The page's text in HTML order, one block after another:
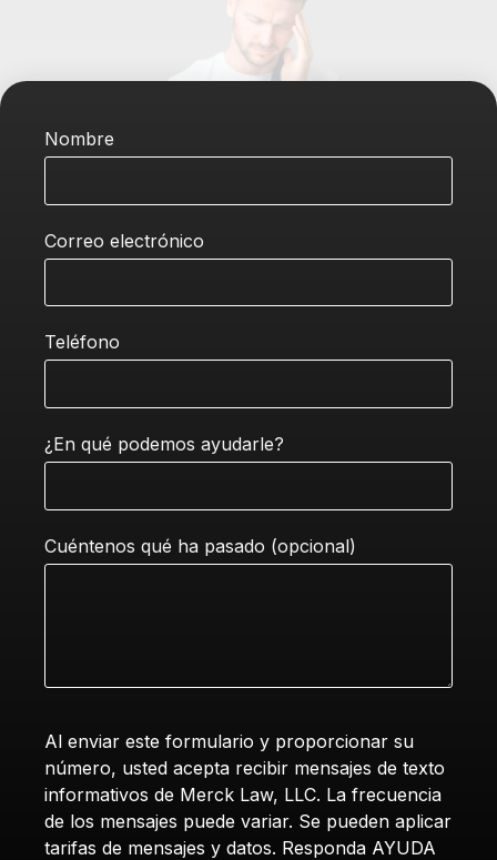
Nombre
Correo electrónico
Teléfono
¿En qué podemos ayudarle?
Cuéntenos qué ha pasado (opcional)
Al enviar este formulario y proporcionar su
número, usted acepta recibir mensajes de texto
informativos de Merck Law, LLC. La frecuencia
de los mensajes puede variar. Se pueden aplicar
tarifas de mensajes y datos. Responda AYUDA